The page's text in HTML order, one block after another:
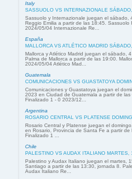
Italy
SASSUOLO VS INTERNAZIONALE
Sassuolo y Internazionale juegan el sábado,
Reggio Emilia a partir de las 18:45. Sassuolo
2024/05/04 Internazionale Re...
España
MALLORCA VS ATLÉTICO MADRID
Mallorca y Atlético Madrid juegan el sábado,
Palma de Mallorca a partir de las 19:00.
2024/05/04 Atlético Mad...
Guatemala
COMUNICACIONES VS GUASTATOYA
Comunicaciones y Guastatoya juegan el
2023 en Ciudad de Guatemala a partir de
Finalizado 1 - 0 2023/12...
Argentina
ROSARIO CENTRAL VS PLATENSE
Rosario Central y Platense juegan el
en Rosario, Provincia de Santa Fe a partir de
Finalizado 1 ...
Chile
PALESTINO VS AUDAX ITALIANO MARTES,
Palestino y Audax Italiano juegan el martes,
Santiago a partir de las 13:30, jornada 8.
Audax Italiano Re...